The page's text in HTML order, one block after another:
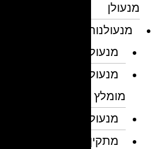
מנעולן
מנעולנות
מנעולן
מנעולן
מומלץ
מנעולנים
מתקין